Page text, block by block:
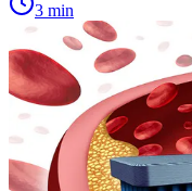
3 min